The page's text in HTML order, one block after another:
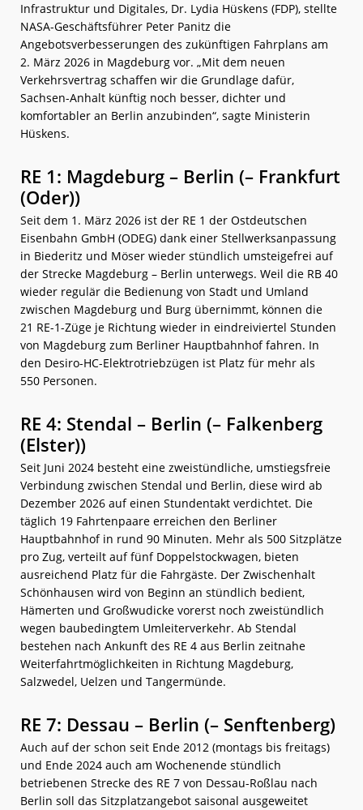
Infrastruktur und Digitales, Dr. Lydia Hüskens (FDP), stellte
NASA-Geschäftsführer Peter Panitz die
Angebotsverbesserungen des zukünftigen Fahrplans am
2. März 2026 in Magdeburg vor. „Mit dem neuen
Verkehrsvertrag schaffen wir die Grundlage dafür,
Sachsen-Anhalt künftig noch besser, dichter und
komfortabler an Berlin anzubinden“, sagte Ministerin
Hüskens.
RE 1: Magdeburg – Berlin (– Frankfurt
(Oder))
Seit dem 1. März 2026 ist der RE 1 der Ostdeutschen
Eisenbahn GmbH (ODEG) dank einer Stellwerksanpassung
in Biederitz und Möser wieder stündlich umsteigefrei auf
der Strecke Magdeburg – Berlin unterwegs. Weil die RB 40
wieder regulär die Bedienung von Stadt und Umland
zwischen Magdeburg und Burg übernimmt, können die
21 RE-1-Züge je Richtung wieder in eindreiviertel Stunden
von Magdeburg zum Berliner Hauptbahnhof fahren. In
den Desiro-HC-Elektrotriebzügen ist Platz für mehr als
550 Personen.
RE 4: Stendal – Berlin (– Falkenberg
(Elster))
Seit Juni 2024 besteht eine zweistündliche, umstiegsfreie
Verbindung zwischen Stendal und Berlin, diese wird ab
Dezember 2026 auf einen Stundentakt verdichtet. Die
täglich 19 Fahrtenpaare erreichen den Berliner
Hauptbahnhof in rund 90 Minuten. Mehr als 500 Sitzplätze
pro Zug, verteilt auf fünf Doppelstockwagen, bieten
ausreichend Platz für die Fahrgäste. Der Zwischenhalt
Schönhausen wird von Beginn an stündlich bedient,
Hämerten und Großwudicke vorerst noch zweistündlich
wegen baubedingtem Umleiterverkehr. Ab Stendal
bestehen nach Ankunft des RE 4 aus Berlin zeitnahe
Weiterfahrtmöglichkeiten in Richtung Magdeburg,
Salzwedel, Uelzen und Tangermünde.
RE 7: Dessau – Berlin (– Senftenberg)
Auch auf der schon seit Ende 2012 (montags bis freitags)
und Ende 2024 auch am Wochenende stündlich
betriebenen Strecke des RE 7 von Dessau-Roßlau nach
Berlin soll das Sitzplatzangebot saisonal ausgeweitet